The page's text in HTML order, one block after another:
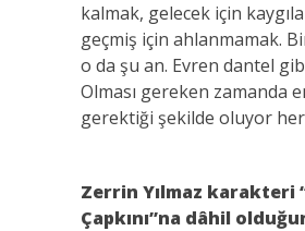
kalmak, gelecek için
geçmiş için ahlanmamak.
o da şu an. Evren dantel
Olması gereken zamanda
gerektiği şekilde oluyor her
Zerrin Yılmaz karakteri
Çapkını”na dâhil